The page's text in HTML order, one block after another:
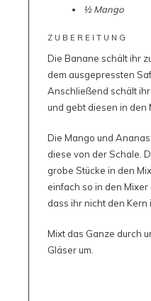
½ Mango
ZUBEREITUNG
Die Banane schält ihr
dem ausgepressten
Anschließend schält
und gebt diesen in den
Die Mango und
diese von der Schale.
grobe Stücke in den
einfach so in den
dass ihr nicht den Kern
Mixt das Ganze durch
Gläser um.